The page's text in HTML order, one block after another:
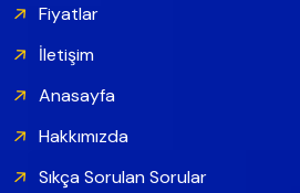
Fiyatlar
İletişim
Anasayfa
Hakkımızda
Sıkça Sorulan Sorular